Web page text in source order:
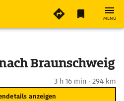
MENÜ
Braunschweig
3 h 16 min · 294 km
anzeigen